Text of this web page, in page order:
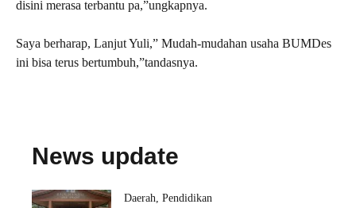
disini merasa terbantu pa,”ungkapnya.
Saya berharap, Lanjut Yuli,” Mudah-mudahan usaha BUMDes
ini bisa terus bertumbuh,”tandasnya.
News update
Daerah, Pendidikan